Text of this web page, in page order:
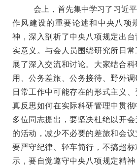
会上，首先集中学习了习近
作风建设的重要论述和中央八项
神，深入剖析了中央八项规定出
实意义。与会人员围绕研究所日
展了深入交流和讨论。大家结合
用、公务差旅、公务接待、野外
日常工作中可能存在的形式主义
真反思如何在实际科研管理中贯彻
多位同志提出，要坚决杜绝以开
的活动，减少不必要的差旅和会
要严守纪律、轻车简行，不搞超
示，要自觉遵守中央八项规定精